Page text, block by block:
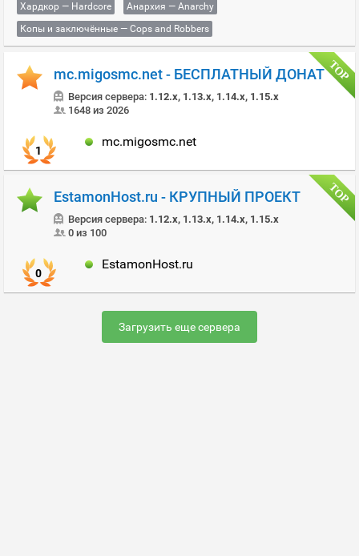
Хардкор — Hardcore
Анархия — Anarchy
Копы и заключённые — Cops and Robbers
mc.migosmc.net - БЕСПЛАТНЫЙ ДОНАТ
Версия сервера: 1.12.x, 1.13.x, 1.14.x, 1.15.x
1648 из 2026
1
mc.migosmc.net
EstamonHost.ru - КРУПНЫЙ ПРОЕКТ
Версия сервера: 1.12.x, 1.13.x, 1.14.x, 1.15.x
0 из 100
0
EstamonHost.ru
Загрузить еще сервера